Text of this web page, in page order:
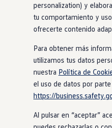
Etiquetas DGT
Simulador de
Carga y autonomía
Soluciones de
Tarifas de carga
Carga en casa
Modos de carga
Autonomía
Clientes y posventa
Club Volkswagen
Ofertas posventa
Beneficios
Asistencia en
personalization) y
tu comportamiento y
ofrecerte contenido
Para obtener más
utilizamos tus datos
nuestra Política de
el uso de datos por
https://
Al pulsar en “aceptar”